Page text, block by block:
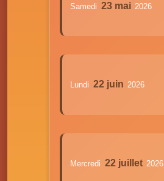
Samedi 23 mai 2026
Lundi 22 juin 2026
Mercredi 22 juillet 2026